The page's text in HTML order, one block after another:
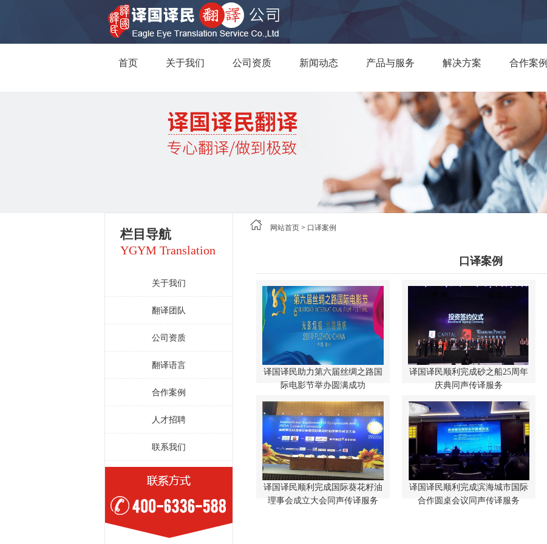
首页 关于我们 公司资质 新闻动态 产品与服务 解决方案 合作案例
栏目导航
YGYM Translation
关于我们
翻译团队
公司资质
翻译语言
合作案例
人才招聘
联系我们
网站首页 > 口译案例
口译案例
10月15日至20日，由国家电影局指
导，福建省人民政府、陕西省人民
际电影节在海上丝绸之路的重要起
点——福建省福州市成功举办。其
中，译国译民公司为本届国际电影
节提供全程为期6天的专业口译以
及笔译服务，协助主办方完成包括
口译服务在内的各项管理工作，译
员的专业度和职业精神获得了客户
的高度认可和赞许。
译国译民助力第六届丝绸之路国
际电影节举办圆满成功
会议中，上海译国译民翻译公司为
其提供高端同声传译服务及大会同
斯开发以及运营商——砂之船集团
项目推介及签约仪式在上海香格里
拉酒店隆重举行，同时，又是砂之
船成立25周年的日子。
译国译民顺利完成砂之船25周年
庆典同声传译服务
国际葵花籽油研讨会在上海喜来登
酒店举行，同时宣布国际葵花籽油
译国译民顺利完成国际葵花籽油
理事会成立大会同声传译服务
译国译民翻译公司顺利完成滨海城
市国际合作圆桌会议同声传译服
译国译民顺利完成滨海城市国际
合作圆桌会议同声传译服务